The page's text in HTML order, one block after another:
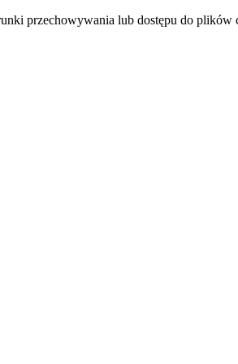
przechowywania lub dostępu do plików